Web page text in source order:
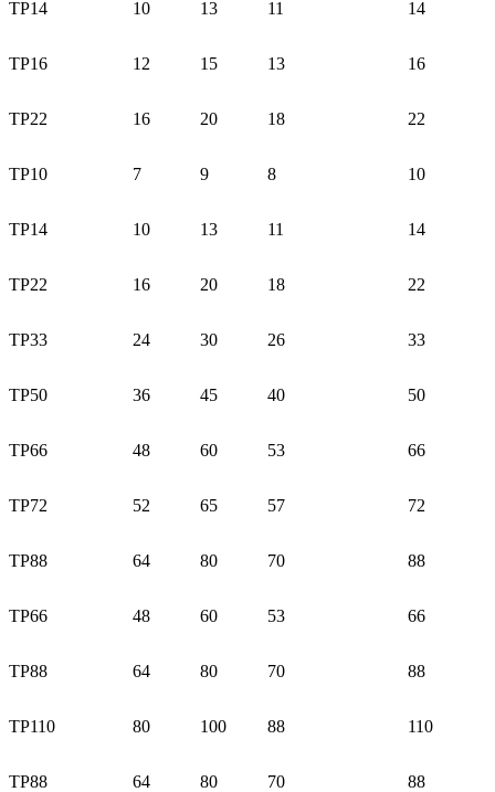
TP14 10 13 11 14
TP16 12 15 13 16
TP22 16 20 18 22
TP10 7 9 8 10
TP14 10 13 11 14
TP22 16 20 18 22
TP33 24 30 26 33
TP50 36 45 40 50
TP66 48 60 53 66
TP72 52 65 57 72
TP88 64 80 70 88
TP66 48 60 53 66
TP88 64 80 70 88
TP110 80 100 88 110
TP88 64 80 70 88